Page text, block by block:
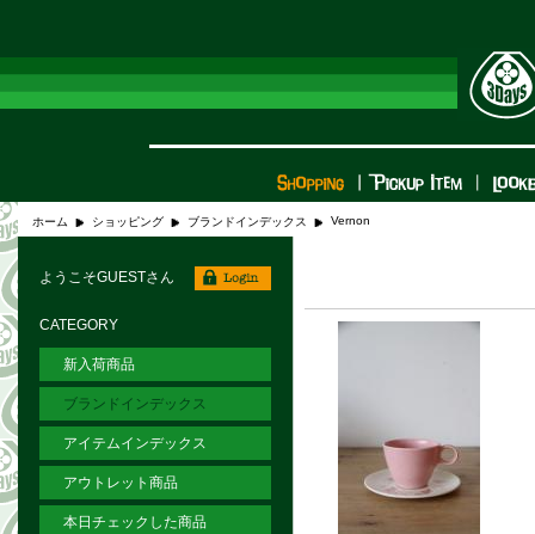
ホーム ショッピング ブランドインデックス Vernon
ようこそGUESTさん
CATEGORY
新入荷商品
ブランドインデックス
アイテムインデックス
アウトレット商品
本日チェックした商品